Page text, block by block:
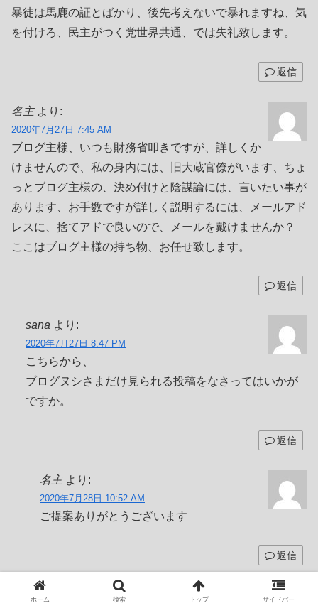
暴徒は馬鹿の証とばかり、後先考えないで暴れますね、気
を付けろ、民主がつく党世界共通、では失礼致します。
返信
名主 より:
2020年7月27日 7:45 AM
ブログ主様、いつも財務省叩きですが、詳しくか
けませんので、私の身内には、旧大蔵官僚がいます、ちょ
っとブログ主様の、決め付けと陰謀論には、言いたい事が
あります、お手数ですが詳しく説明するには、メールアド
レスに、捨てアドで良いので、メールを戴けませんか？
ここはブログ主様の持ち物、お任せ致します。
返信
sana より:
2020年7月27日 8:47 PM
こちらから、
ブログヌシさまだけ見られる投稿をなさってはいかが
ですか。
返信
名主 より:
2020年7月28日 10:52 AM
ご提案ありがとうございます
返信
名主
ホーム 検索 トップ サイドバー